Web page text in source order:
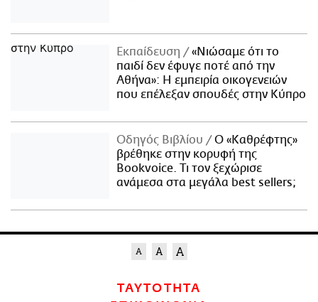
Εκπαίδευση
«Νιώσαμε ότι το
παιδί δεν έφυγε ποτέ από την
Αθήνα»: Η εμπειρία οικογενειών
που επέλεξαν σπουδές στην Κύπρο
Οδηγός Βιβλίου
Ο «Καθρέφτης»
βρέθηκε στην κορυφή της
Bookvoice. Τι τον ξεχώρισε
ανάμεσα στα μεγάλα best sellers;
ΤΑΥΤΟΤΗΤΑ